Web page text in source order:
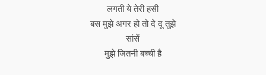
लगती ये तेरी हसी
बस मुझे अगर हो तो दे दू तुझे
सांसें
मुझे जितनी बच्ची है